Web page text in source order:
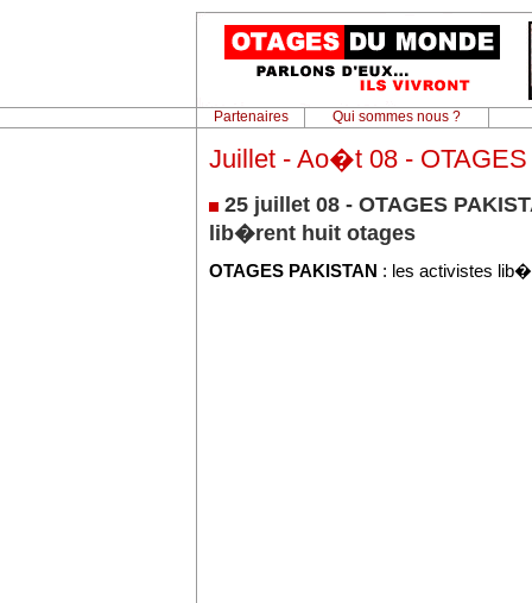
Partenaires Qui sommes nous ?
Juillet - Ao�t 08 - OTAGES
25 juillet 08 - OTAGES
lib�rent huit otages
OTAGES PAKISTAN : les activistes